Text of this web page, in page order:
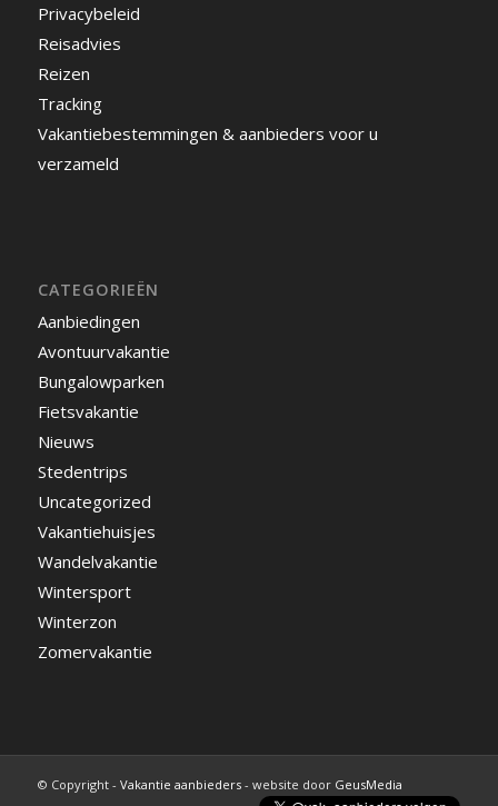
Privacybeleid
Reisadvies
Reizen
Tracking
Vakantiebestemmingen & aanbieders voor u
verzameld
CATEGORIEËN
Aanbiedingen
Avontuurvakantie
Bungalowparken
Fietsvakantie
Nieuws
Stedentrips
Uncategorized
Vakantiehuisjes
Wandelvakantie
Wintersport
Winterzon
Zomervakantie
© Copyright - Vakantie aanbieders- website door GeusMedia